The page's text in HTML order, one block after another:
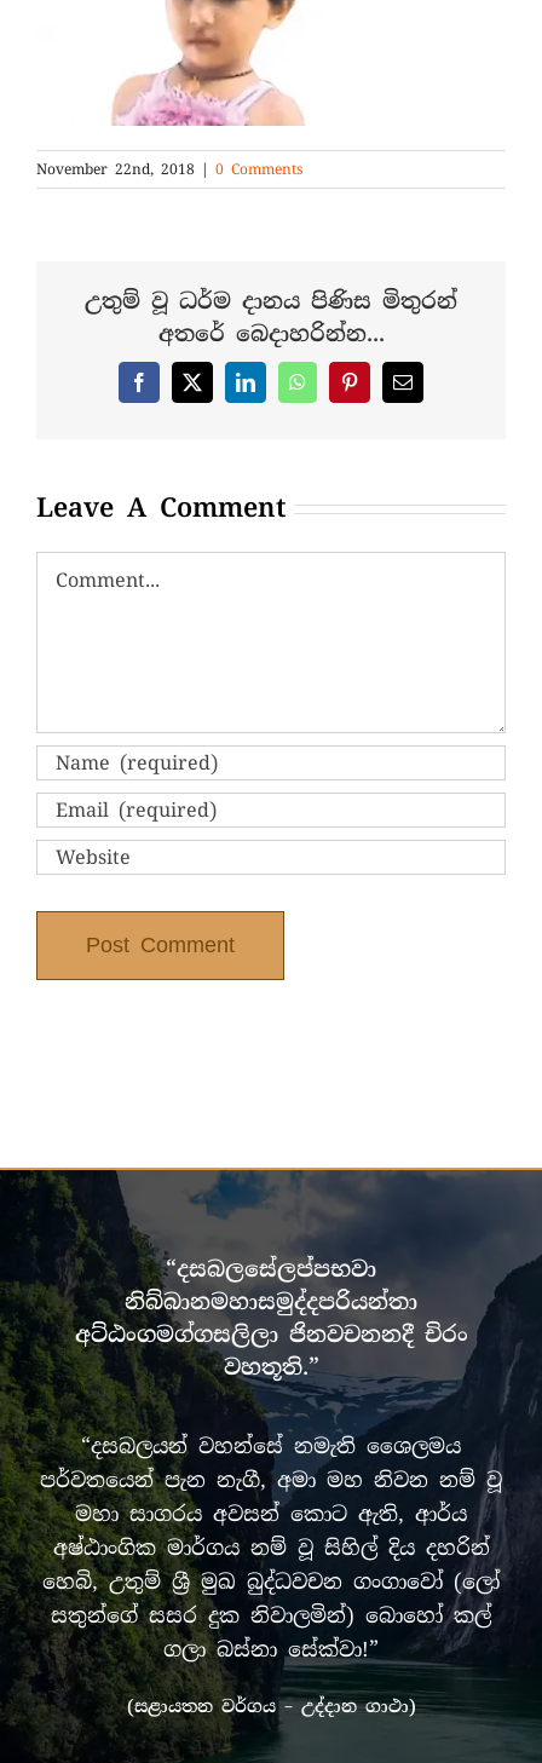
November 22nd, 2018 | 0 Comments
උතුම් වූ ධර්ම දානය පිණිස මිතුරන්
අතරේ බෙදාහරින්න...
Facebook
X LinkedInWhatsAppPinterestEmail
Leave A Comment
Comment
“දසබලසේලප්පභවා
නිබ්බානමහාසමුද්දපරියන්තා
අට්ඨංගමග්ගසලිලා ජිනවචනනදී චිරං
වහතූති.”
“දසබලයන් වහන්සේ නමැති ශෛලමය
පර්වතයෙන් පැන නැගී, අමා මහ නිවන නම් වූ
මහා සාගරය අවසන් කොට ඇති, ආර්ය
අෂ්ඨාංගික මාර්ගය නම් වූ සිහිල් දිය දහරින්
හෙබි, උතුම් ශ්‍රී මුඛ බුද්ධවචන ගංගාවෝ (ලෝ
සතුන්ගේ සසර දුක නිවාලමින්) බොහෝ කල්
ගලා බස්නා සේක්වා!”
(සළායතන වර්ගය – උද්දාන ගාථා)